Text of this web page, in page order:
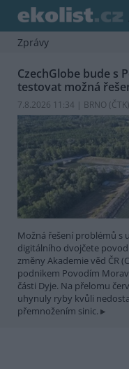
Zprávy
CzechGlobe bude s
testovat možná
7.8.2026 11:34 | BRNO (ČTK)
Možná řešení problémů s
digitálního dvojčete
změny Akademie věd ČR
podnikem Povodím
části Dyje. Na přelomu
uhynuly ryby kvůli
přemnožením sinic.